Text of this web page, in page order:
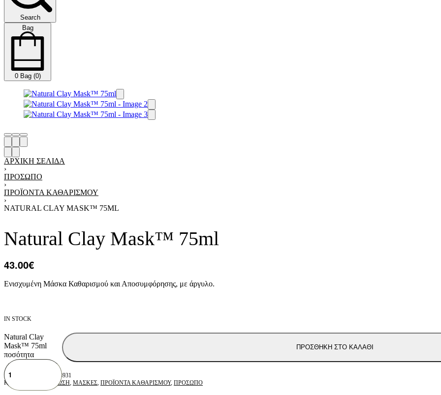
Search
Bag
0 Bag (0)
ΑΡΧΙΚΉ ΣΕΛΊΔΑ
›
ΠΡΟΣΩΠΟ
›
ΠΡΟΪΟΝΤΑ ΚΑΘΑΡΙΣΜΟΥ
›
NATURAL CLAY MASK™ 75ML
Natural Clay Mask™ 75ml
43.00€
Ενισχυμένη Μάσκα Καθαρισμού και Αποσυμφόρησης, με άργυλο.
IN STOCK
Natural Clay
Mask™ 75ml
ποσότητα
ΠΡΟΣΘΗΚΗ ΣΤΟ ΚΑΛΑΘΙ
P08931
Κατηγορίες:
ΕΝΥΔΑΤΩΣΗ ΜΑΣΚΕΣ ΠΡΟΪΟΝΤΑ ΚΑΘΑΡΙΣΜΟΥ, ΠΡΟΣΩΠΟ